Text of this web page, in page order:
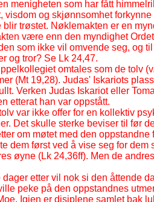
menigheten som har fått
visdom og skjønnsomhet
blir trøstet. Nøklemakten er en
være enn den myndighet
som ikke vil omvende seg, og
og tror? Se Lk 24,47.
omtales som de tolv
(Mt 19,28). Judas' Iskariots
Verken Judas Iskariot eller
etterat han var oppstått.
var ikke offer for en kollektiv
Det skulle sterke beviser til før
om møtet med den
dem først ved å vise seg for
øyne (Lk 24,36ff). Men de
dager etter vil nok si den åttende
peke på den oppstandnes
Igjen er disiplene samlet bak